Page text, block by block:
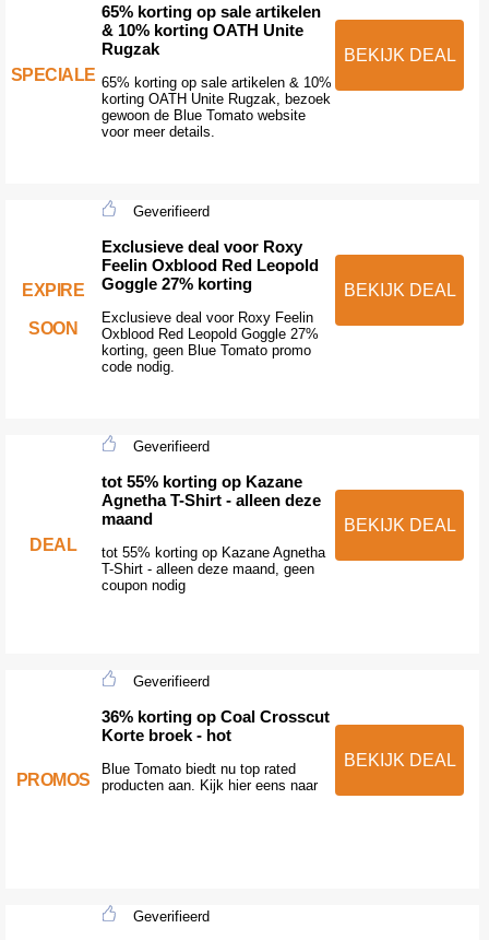
SPECIALE
65% korting op sale artikelen
& 10% korting OATH Unite
Rugzak
65% korting op sale artikelen & 10%
korting OATH Unite Rugzak, bezoek
gewoon de Blue Tomato website
voor meer details.
BEKIJK DEAL
EXPIRE
SOON
Geverifieerd
Exclusieve deal voor Roxy
Feelin Oxblood Red Leopold
Goggle 27% korting
Exclusieve deal voor Roxy Feelin
Oxblood Red Leopold Goggle 27%
korting, geen Blue Tomato promo
code nodig.
BEKIJK DEAL
DEAL
Geverifieerd
tot 55% korting op Kazane
Agnetha T-Shirt - alleen deze
maand
tot 55% korting op Kazane Agnetha
T-Shirt - alleen deze maand, geen
coupon nodig
BEKIJK DEAL
PROMOS
Geverifieerd
36% korting op Coal Crosscut
Korte broek - hot
Blue Tomato biedt nu top rated
producten aan. Kijk hier eens naar
BEKIJK DEAL
Geverifieerd